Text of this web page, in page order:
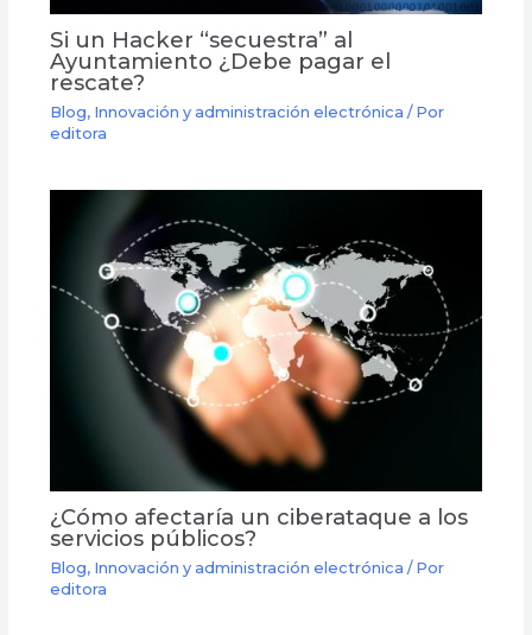
Si un Hacker “secuestra” al
Ayuntamiento ¿Debe pagar el
rescate?
Blog, Innovación y administración electrónica / Por
editora
¿Cómo afectaría un ciberataque a los
servicios públicos?
Blog, Innovación y administración electrónica / Por
editora